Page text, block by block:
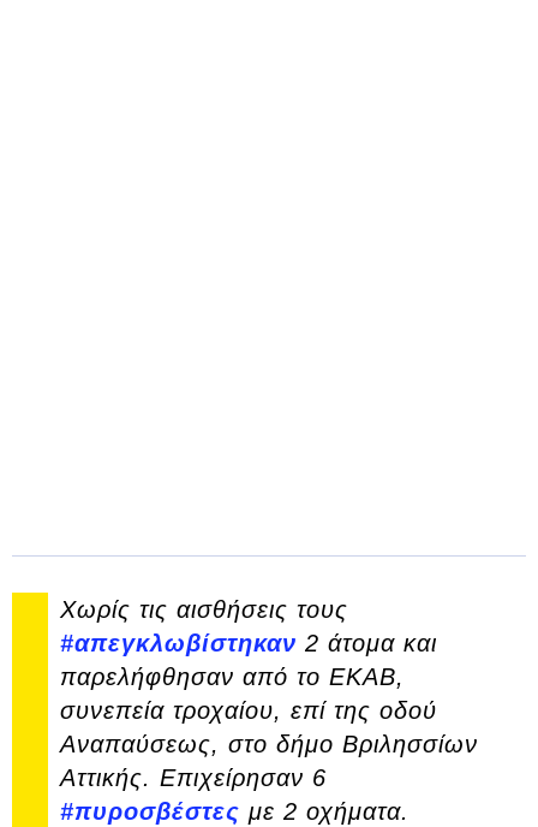
Χωρίς τις αισθήσεις τους
#απεγκλωβίστηκαν 2 άτομα και
παρελήφθησαν από το ΕΚΑΒ,
συνεπεία τροχαίου, επί της οδού
Αναπαύσεως, στο δήμο Βριλησσίων
Αττικής. Επιχείρησαν 6
#πυροσβέστες με 2 οχήματα.